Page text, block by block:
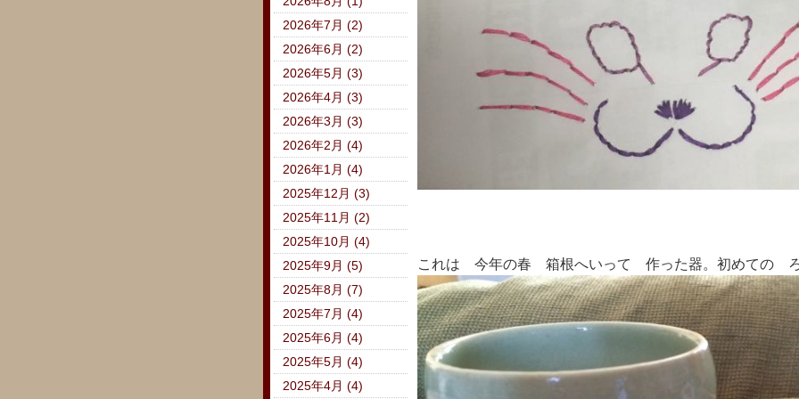
これは 今年の春 箱根へいって 作った器。初めての
2026年7月 (2)
2026年6月 (2)
2026年5月 (3)
2026年4月 (3)
2026年3月 (3)
2026年2月 (4)
2026年1月 (4)
2025年12月 (3)
2025年11月 (2)
2025年10月 (4)
2025年9月 (5)
2025年8月 (7)
2025年7月 (4)
2025年6月 (4)
2025年5月 (4)
2025年4月 (4)